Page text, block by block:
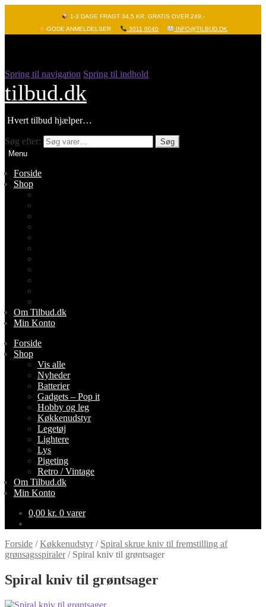
1-3 DAGE FRAGT 34,5 KR. GRATIS OVER 249,-
-GODE ANMELDELSER
3011 0040 INFO@TILBUD.DK
Spring til navigation Spring til indhold
tilbud.dk
Hvert tilbud hjælper…
Søg efter:
Søg
Menu
Forside
Shop
Om Tilbud.dk
Min Konto
Forside
Shop
Vis alle
Nyheder
Batterier
Gadgets – Pop it
Hobby og leg
Køkkenudstyr
Legetøj
Lightere
Lys
Pigeting
Retro / Vintage
Om Tilbud.dk
Min Konto
0,00 kr. 0 varer
Forside /Køkkenudstyr/ Spiral skrue kniv til fremstilling af
grønsagsspiraler/ Spiral kniv til grøntsager
Spiral kniv til grøntsager